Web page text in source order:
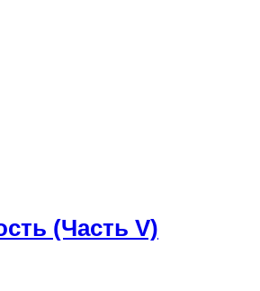
(Часть V)